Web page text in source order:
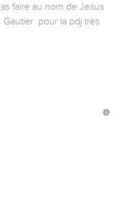
faire au nom de Jesus
pour la pdj très